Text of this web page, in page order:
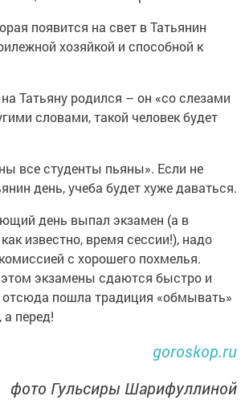
появится на свет в Татьянин
хозяйкой и способной к
Татьяну родился – он «со слезами
словами, такой человек будет
все студенты пьяны». Если не
день, учеба будет хуже даваться.
день выпал экзамен (а в
известно, время сессии!), надо
с хорошего похмелья.
экзамены сдаются быстро и
пошла традиция «обмывать»
а перед!
goroskop.ru
фото Гульсиры Шарифуллиной